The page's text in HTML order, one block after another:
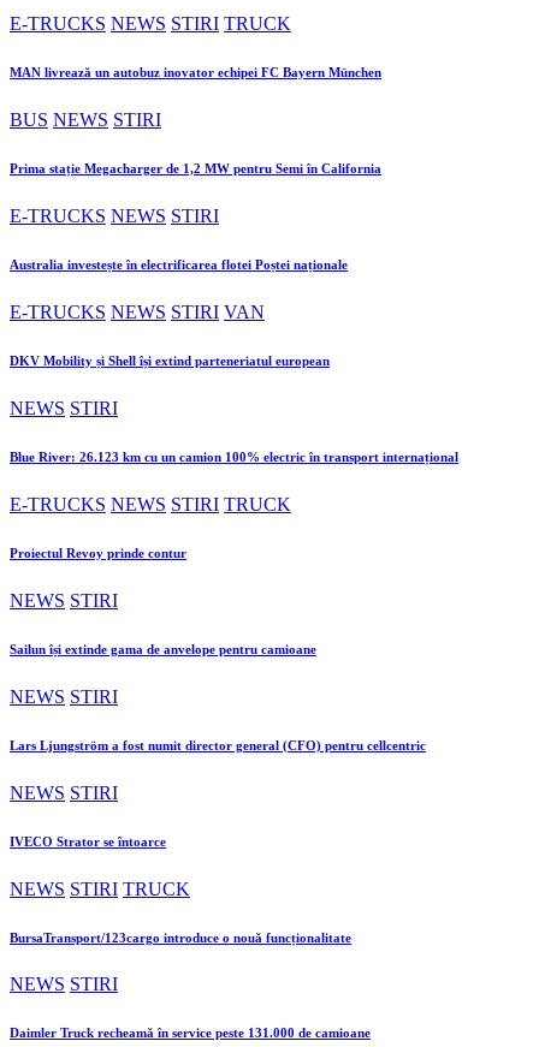
E-TRUCKS NEWS STIRI TRUCK
MAN livrează un autobuz inovator echipei FC Bayern München
BUS NEWS STIRI
Prima stație Megacharger de 1,2 MW pentru Semi în California
E-TRUCKS NEWS STIRI
Australia investește în electrificarea flotei Poștei naționale
E-TRUCKS NEWS STIRI VAN
DKV Mobility și Shell își extind parteneriatul european
NEWS STIRI
Blue River: 26.123 km cu un camion 100% electric în transport internațional
E-TRUCKS NEWS STIRI TRUCK
Proiectul Revoy prinde contur
NEWS STIRI
Sailun își extinde gama de anvelope pentru camioane
NEWS STIRI
Lars Ljungström a fost numit director general (CFO) pentru cellcentric
NEWS STIRI
IVECO Strator se întoarce
NEWS STIRI TRUCK
BursaTransport/123cargo introduce o nouă funcționalitate
NEWS STIRI
Daimler Truck recheamă în service peste 131.000 de camioane